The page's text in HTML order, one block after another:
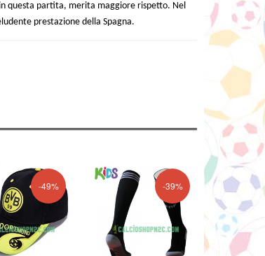
questa partita, merita maggiore rispetto. Nel
prestazione della Spagna.
-49% -39%